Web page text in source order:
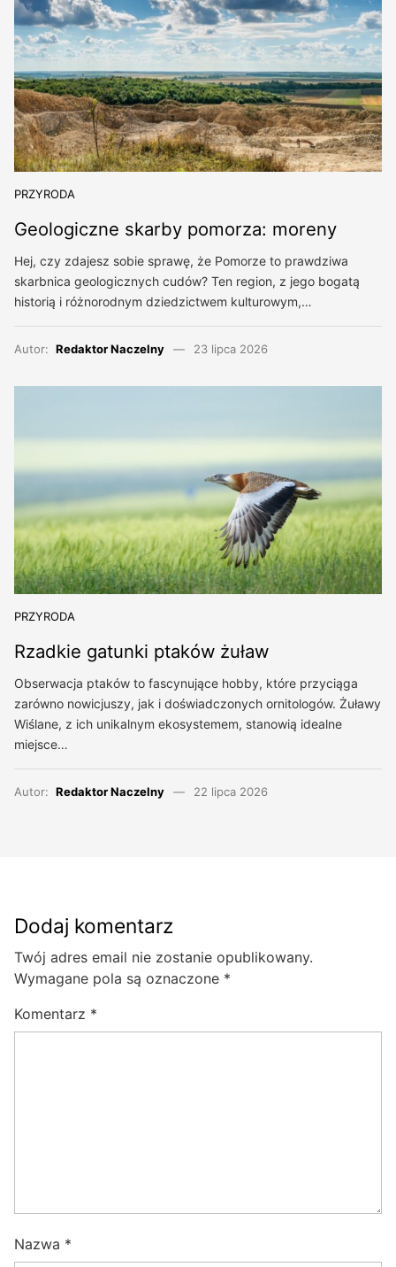
PRZYRODA
Geologiczne skarby pomorza: moreny
Hej, czy zdajesz sobie sprawę, że Pomorze to prawdziwa
skarbnica geologicznych cudów? Ten region, z jego bogatą
historią i różnorodnym dziedzictwem kulturowym,…
Autor: Redaktor Naczelny 23 lipca 2026
PRZYRODA
Rzadkie gatunki ptaków żuław
Obserwacja ptaków to fascynujące hobby, które przyciąga
zarówno nowicjuszy, jak i doświadczonych ornitologów. Żuławy
Wiślane, z ich unikalnym ekosystemem, stanowią idealne
miejsce…
Autor: Redaktor Naczelny 22 lipca 2026
Dodaj komentarz
Twój adres email nie zostanie opublikowany.
Wymagane pola są oznaczone *
Komentarz *
Nazwa *